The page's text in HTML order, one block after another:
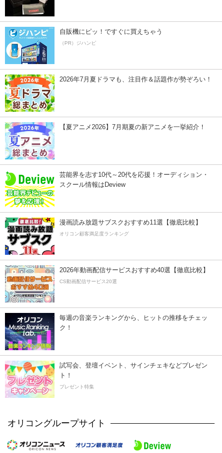
自販機にピッ！ですぐに買えちゃう
（PR）ジハンピ
2026年7月夏ドラマも、注目作＆話題作が勢ぞろい！
【夏アニメ2026】7月期夏の新アニメを一挙紹介！
芸能界を志す10代～20代を応援！オーディション・
スクール情報はDeview
漫画読み放題サブスクおすすめ11選【徹底比較】
オリコン顧客満足度ランキング
2026年動画配信サービスおすすめ40選【徹底比較】
CS動画配信サービス20選
毎週の音楽ランキングから、ヒットの推移をチェッ
ク！
試写会、登壇イベント、サインチェキなどプレゼン
ト！
プレゼント特集
オリコングループサイト